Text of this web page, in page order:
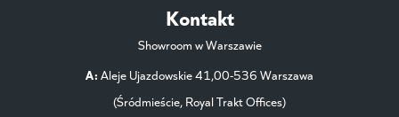
Kontakt
Showroom w Warszawie
A: Aleje Ujazdowskie 41,00-536 Warszawa
(Śródmieście, Royal Trakt Offices)